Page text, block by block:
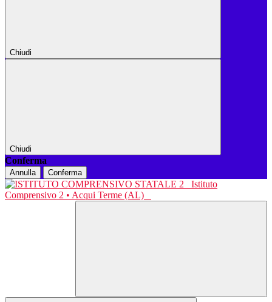
Chiudi
Chiudi
Conferma
Annulla Conferma
Istituto
Comprensivo 2 • Acqui Terme (AL)